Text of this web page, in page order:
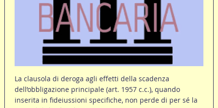
La clausola di deroga agli effetti della scadenza
dell’obbligazione principale (art. 1957 c.c.), quando
inserita in fideiussioni specifiche, non perde di per sé la